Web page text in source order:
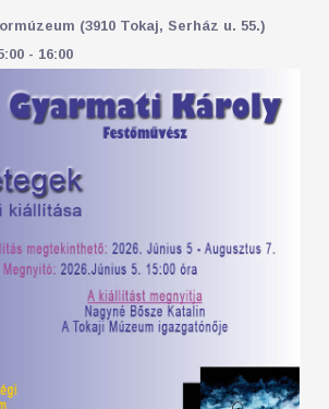
(3910 Tokaj, Serház u. 55.)
- 16:00